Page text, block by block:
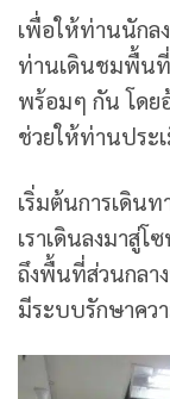
เพื่อให้ท่านนักล
ท่านเดินชมพื้นที่
พร้อมๆ กัน โดย
ช่วยให้ท่านประ
เริ่มต้นการเดินท
เราเดินลงมาสู่
ถึงพื้นที่ส่วนกลาง
มีระบบรักษาคว